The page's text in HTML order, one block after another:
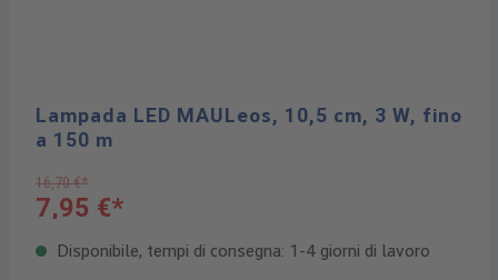
Lampada LED MAULeos, 10,5 cm, 3 W, fino
a 150 m
16,70 €*
7,95 €*
Disponibile, tempi di consegna: 1-4 giorni di lavoro